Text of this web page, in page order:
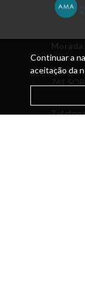
Morada:
761
Continuar a
aceitação da